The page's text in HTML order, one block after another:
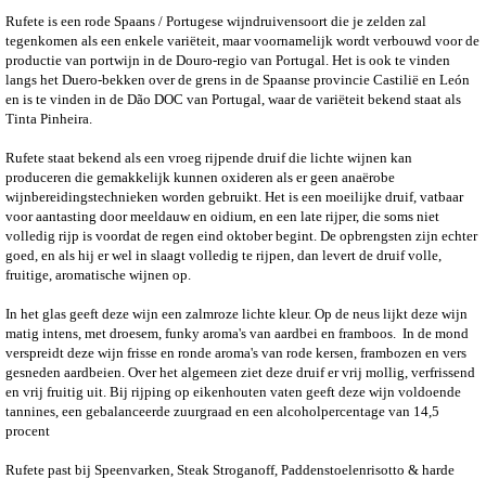
Rufete is een rode Spaans / Portugese wijndruivensoort die je zelden zal
tegenkomen als een enkele variëteit, maar voornamelijk wordt verbouwd voor de
productie van portwijn in de Douro-regio van Portugal. Het is ook te vinden
langs het Duero-bekken over de grens in de Spaanse provincie Castilië en León
en is te vinden in de Dão DOC van Portugal, waar de variëteit bekend staat als
Tinta Pinheira.
Rufete staat bekend als een vroeg rijpende druif die lichte wijnen kan
produceren die gemakkelijk kunnen oxideren als er geen anaërobe
wijnbereidingstechnieken worden gebruikt. Het is een moeilijke druif, vatbaar
voor aantasting door meeldauw en oidium, en een late rijper, die soms niet
volledig rijp is voordat de regen eind oktober begint. De opbrengsten zijn echter
goed, en als hij er wel in slaagt volledig te rijpen, dan levert de druif volle,
fruitige, aromatische wijnen op.
In het glas geeft deze wijn een zalmroze lichte kleur. Op de neus lijkt deze wijn
matig intens, met droesem, funky aroma's van aardbei en framboos. In de mond
verspreidt deze wijn frisse en ronde aroma's van rode kersen, frambozen en vers
gesneden aardbeien. Over het algemeen ziet deze druif er vrij mollig, verfrissend
en vrij fruitig uit. Bij rijping op eikenhouten vaten geeft deze wijn voldoende
tannines, een gebalanceerde zuurgraad en een alcoholpercentage van 14,5
procent
Rufete past bij Speenvarken, Steak Stroganoff, Paddenstoelenrisotto & harde